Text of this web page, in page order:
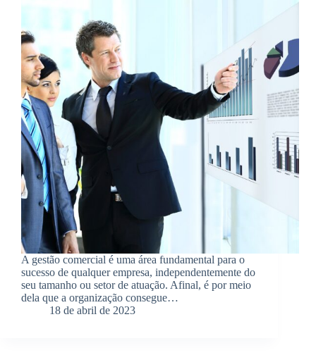
A gestão comercial é uma área fundamental para o
sucesso de qualquer empresa, independentemente do
seu tamanho ou setor de atuação. Afinal, é por meio
dela que a organização consegue…
18 de abril de 2023